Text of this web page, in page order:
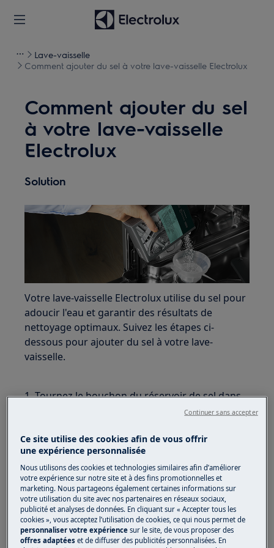
Lave-vaisselle
Comment ajouter du sel à votre lave-vaisselle Electrolux
Comment ajouter du sel
à votre lave-vaisselle
Electrolux
Solution
Votre lave-vaisselle Electrolux utilise du sel pour
adoucir l'eau et garantir des résultats de
nettoyage optimaux. Suivez les étapes ci-
dessous pour ajouter du sel à votre lave-
vaisselle.
1. Tournez le bouchon du réservoir de sel dans
le sens inverse des aiguilles d'une montre et
2. Si vous ajoutez du sel pour la première fois :
Versez 1 litre d'eau dans le réservoir à sel.
3. Remplissez le réservoir à sel avec du sel pour
lave-vaisselle à l'aide de l'entonnoir.
4. Secouez soigneusement l'entonnoir par sa
poignée pour récupérer les derniers granulés à
Ce site utilise des cookies afin de vous offrir
une expérience personnalisée
Nous utilisons des cookies et technologies similaires afin d’améliorer
votre expérience sur notre site et à des fins promotionnelles et
marketing. Nous partageons également certaines informations sur
votre utilisation du site avec nos partenaires en réseaux sociaux,
publicité et analyses de données. En cliquant sur « Accepter tous les
cookies », vous acceptez l’utilisation de cookies, ce qui nous permet de
personnaliser votre expériencesur le site, de vous proposer des
offres adaptées et de diffuser des publicités personnalisées. En
Continuer sans accepter